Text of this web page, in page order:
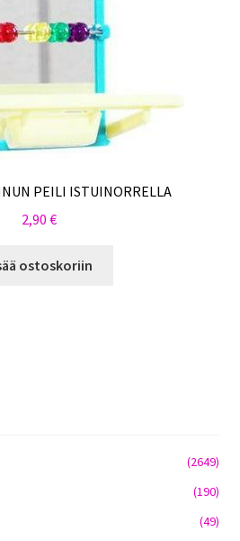
PEILI ISTUINORRELLA
2,90 €
ostoskoriin
(2649)
(190)
(49)